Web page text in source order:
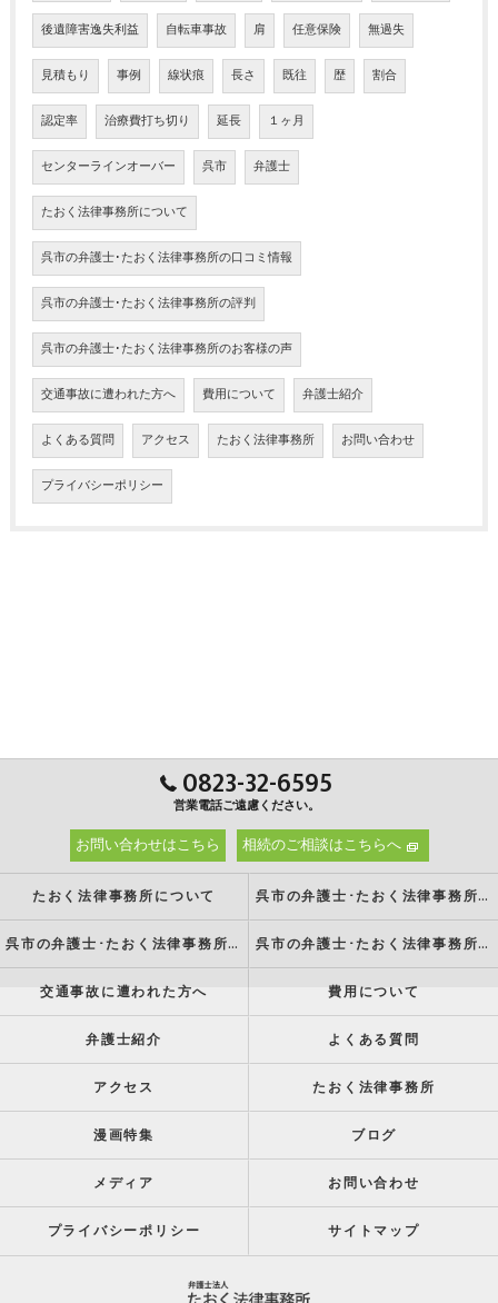
後遺障害逸失利益 自転車事故 肩 任意保険 無過失
見積もり 事例 線状痕 長さ 既往 歴 割合
認定率 治療費打ち切り 延長 １ヶ月
センターラインオーバー 呉市 弁護士
たおく法律事務所について
呉市の弁護士･たおく法律事務所の口コミ情報
呉市の弁護士･たおく法律事務所の評判
呉市の弁護士･たおく法律事務所のお客様の声
交通事故に遭われた方へ 費用について 弁護士紹介
よくある質問 アクセス たおく法律事務所 お問い合わせ
プライバシーポリシー
0823-32-6595
営業電話ご遠慮ください。
お問い合わせはこちら 相続のご相談はこちらへ
たおく法律事務所について 呉市の弁護士･たおく法律事務所の強み
呉市の弁護士･たおく法律事務所の特徴 呉市の弁護士･たおく法律事務所の方針
交通事故に遭われた方へ 費用について
弁護士紹介 よくある質問
アクセス たおく法律事務所
漫画特集 ブログ
メディア お問い合わせ
プライバシーポリシー サイトマップ